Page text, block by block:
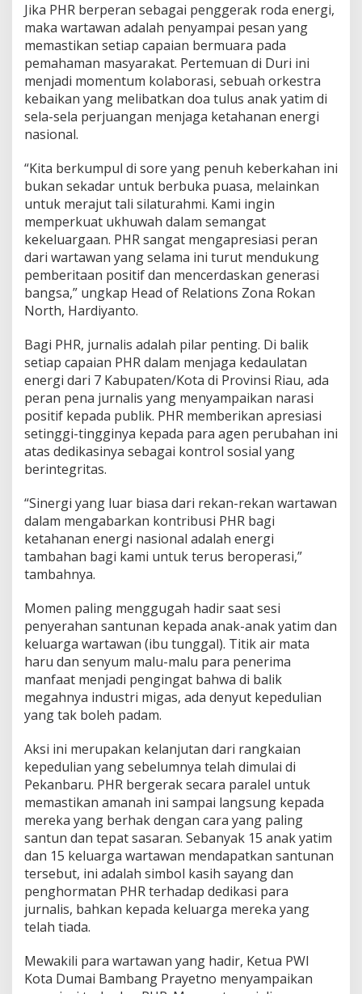
d
a
n
K
e
l
u
a
a
W
a
r
t
a
a
n
Jika PHR berperan sebagai penggerak roda energi,
maka wartawan adalah penyampai pesan yang
memastikan setiap capaian bermuara pada
pemahaman masyarakat. Pertemuan di Duri ini
menjadi momentum kolaborasi, sebuah orkestra
kebaikan yang melibatkan doa tulus anak yatim di
sela-sela perjuangan menjaga ketahanan energi
nasional.
“Kita berkumpul di sore yang penuh keberkahan ini
bukan sekadar untuk berbuka puasa, melainkan
untuk merajut tali silaturahmi. Kami ingin
memperkuat ukhuwah dalam semangat
kekeluargaan. PHR sangat mengapresiasi peran
dari wartawan yang selama ini turut mendukung
pemberitaan positif dan mencerdaskan generasi
bangsa,” ungkap Head of Relations Zona Rokan
North, Hardiyanto.
Bagi PHR, jurnalis adalah pilar penting. Di balik
setiap capaian PHR dalam menjaga kedaulatan
energi dari 7 Kabupaten/Kota di Provinsi Riau, ada
peran pena jurnalis yang menyampaikan narasi
positif kepada publik. PHR memberikan apresiasi
setinggi-tingginya kepada para agen perubahan ini
atas dedikasinya sebagai kontrol sosial yang
berintegritas.
“Sinergi yang luar biasa dari rekan-rekan wartawan
dalam mengabarkan kontribusi PHR bagi
ketahanan energi nasional adalah energi
tambahan bagi kami untuk terus beroperasi,”
tambahnya.
Momen paling menggugah hadir saat sesi
penyerahan santunan kepada anak-anak yatim dan
keluarga wartawan (ibu tunggal). Titik air mata
haru dan senyum malu-malu para penerima
manfaat menjadi pengingat bahwa di balik
megahnya industri migas, ada denyut kepedulian
yang tak boleh padam.
Aksi ini merupakan kelanjutan dari rangkaian
kepedulian yang sebelumnya telah dimulai di
Pekanbaru. PHR bergerak secara paralel untuk
memastikan amanah ini sampai langsung kepada
mereka yang berhak dengan cara yang paling
santun dan tepat sasaran. Sebanyak 15 anak yatim
dan 15 keluarga wartawan mendapatkan santunan
tersebut, ini adalah simbol kasih sayang dan
penghormatan PHR terhadap dedikasi para
jurnalis, bahkan kepada keluarga mereka yang
telah tiada.
Mewakili para wartawan yang hadir, Ketua PWI
Kota Dumai Bambang Prayetno menyampaikan